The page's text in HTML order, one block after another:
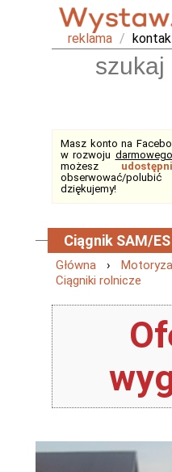
reklama /
Masz konto na
w rozwoju darmowego
możesz
obserwować/polubić
dziękujemy!
Ciągnik SAM/ES
Główna ›
Ciągniki rolnicze